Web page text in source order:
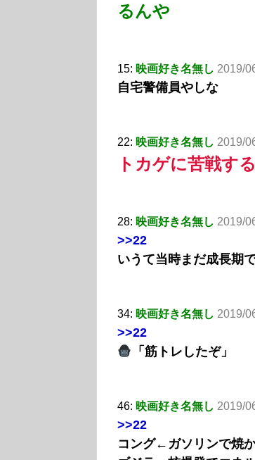
るんや
15: 映画好き名無し 2019/
自宅警備員やしな
22: 映画好き名無し 2019/
トカゲに苦戦す
28: 映画好き名無し 2019/
>>22
いうて当時まだ成長期
34: 映画好き名無し 2019/
>>22
「筋トレしたぞ」
46: 映画好き名無し 2019/
>>22
コング←ガソリンで焼